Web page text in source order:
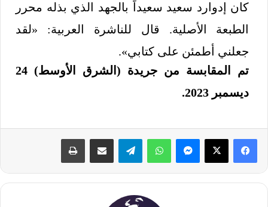
كان إدوارد سعيد سعيداً بالجهد الذي بذله محرر
الطبعة الأصلية. قال للناشرة العربية: «لقد
جعلني أطمئن على كتابي».
تم المقابسة من جريدة (الشرق الأوسط) 24
ديسمبر 2023.